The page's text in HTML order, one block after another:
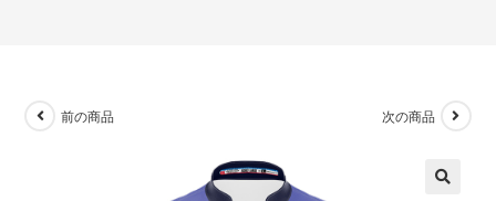
前の商品 次の商品